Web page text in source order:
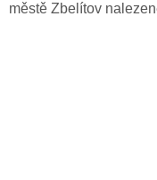
městě Zbelítov